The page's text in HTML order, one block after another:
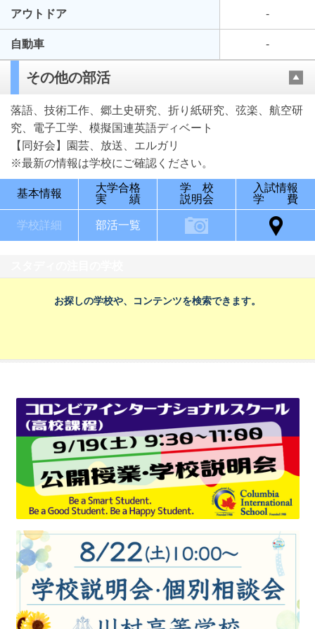
アウトドア -
自動車 -
その他の部活
落語、技術工作、郷土史研究、折り紙研究、弦楽、航空研
究、電子工学、模擬国連英語ディベート
【同好会】園芸、放送、エルガリ
※最新の情報は学校にご確認ください。
基本情報
大学合格
実 績
学 校
説明会
入試情報
学 費
学校詳細 部活一覧
お探しの学校や、コンテンツを検索できます。